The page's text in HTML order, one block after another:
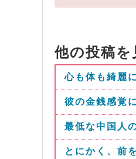
他の投稿を
心も体も綺麗
彼の金銭感覚
最低な中国人
とにかく、前